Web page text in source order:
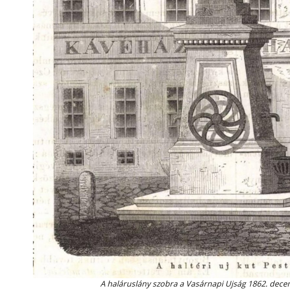
A haláruslány szobra a Vasárnapi Ujság 1862.